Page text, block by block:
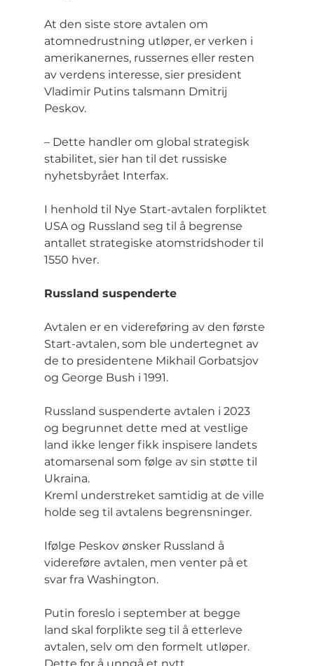
At den siste store avtalen om
atomnedrustning utløper, er verken i
amerikanernes, russernes eller resten
av verdens interesse, sier president
Vladimir Putins talsmann Dmitrij
Peskov.
– Dette handler om global strategisk
stabilitet, sier han til det russiske
nyhetsbyrået Interfax.
I henhold til Nye Start-avtalen forpliktet
USA og Russland seg til å begrense
antallet strategiske atomstridshoder til
1550 hver.
Russland suspenderte
Avtalen er en videreføring av den første
Start-avtalen, som ble undertegnet av
de to presidentene Mikhail Gorbatsjov
og George Bush i 1991.
Russland suspenderte avtalen i 2023
og begrunnet dette med at vestlige
land ikke lenger fikk inspisere landets
atomarsenal som følge av sin støtte til
Ukraina.
Kreml understreket samtidig at de ville
holde seg til avtalens begrensninger.
Ifølge Peskov ønsker Russland å
videreføre avtalen, men venter på et
svar fra Washington.
Putin foreslo i september at begge
land skal forplikte seg til å etterleve
avtalen, selv om den formelt utløper.